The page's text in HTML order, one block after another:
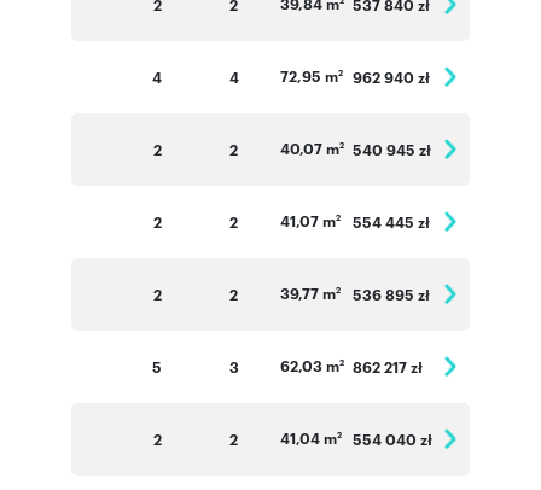
4 4 72,95 m2 962 940 zł
2 2 40,07 m2 540 945 zł
2 2 41,07 m2 554 445 zł
2 2 39,77 m2 536 895 zł
5 3 62,03 m2 862 217 zł
2 2 41,04 m2 554 040 zł